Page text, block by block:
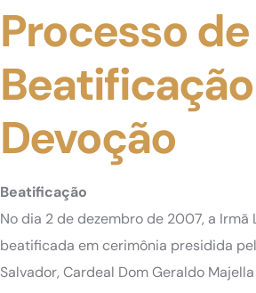
Processo de
Devoção
Beatificação
No dia 2 de dezembro de 2007, a Irmã
beatificada em cerimônia presidida
Salvador, Cardeal Dom Geraldo